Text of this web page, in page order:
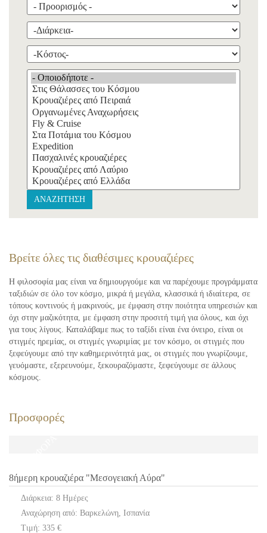
ΑΝΑΖΗΤΗΣΗ
Βρείτε όλες τις διαθέσιμες κρουαζιέρες
Η φιλοσοφία μας είναι να δημιουργούμε και να παρέχουμε προγράμματα
ταξιδιών σε όλο τον κόσμο, μικρά ή μεγάλα, κλασσικά ή ιδιαίτερα, σε
τόπους κοντινούς ή μακρινούς, με έμφαση στην ποιότητα υπηρεσιών και
όχι στην μαζικότητα, με έμφαση στην προσιτή τιμή για όλους, και όχι
για τους λίγους. Καταλάβαμε πως το ταξίδι είναι ένα όνειρο, είναι οι
στιγμές ηρεμίας, οι στιγμές γνωριμίας με τον κόσμο, οι στιγμές που
ξεφεύγουμε από την καθημερινότητά μας, οι στιγμές που γνωρίζουμε,
γευόμαστε, εξερευνούμε, ξεκουραζόμαστε, ξεφεύγουμε σε άλλους
κόσμους.
Προσφορές
8ήμερη κρουαζιέρα "Μεσογειακή Αύρα"
Διάρκεια: 8 Ημέρες
Αναχώρηση από: Βαρκελώνη, Ισπανία
Τιμή: 335 €